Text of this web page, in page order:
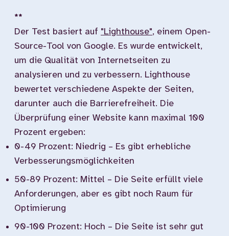
**
Der Test basiert auf "Lighthouse", einem Open-
Source-Tool von Google. Es wurde entwickelt,
um die Qualität von Internetseiten zu
analysieren und zu verbessern. Lighthouse
bewertet verschiedene Aspekte der Seiten,
darunter auch die Barrierefreiheit. Die
Überprüfung einer Website kann maximal 100
Prozent ergeben:
0-49 Prozent: Niedrig – Es gibt erhebliche
Verbesserungsmöglichkeiten
50-89 Prozent: Mittel – Die Seite erfüllt viele
Anforderungen, aber es gibt noch Raum für
Optimierung
90-100 Prozent: Hoch – Die Seite ist sehr gut